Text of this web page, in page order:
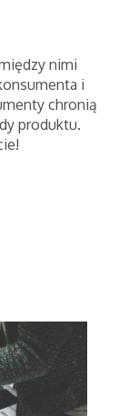
nimi
i
chronią
produktu.